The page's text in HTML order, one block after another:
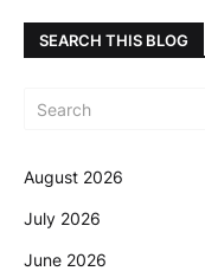
SEARCH THIS BLOG
August 2026
July 2026
June 2026